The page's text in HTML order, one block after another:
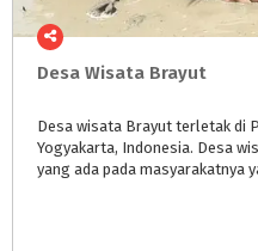
Desa Wisata Brayut
Desa wisata Brayut terletak di
Yogyakarta, Indonesia. Desa